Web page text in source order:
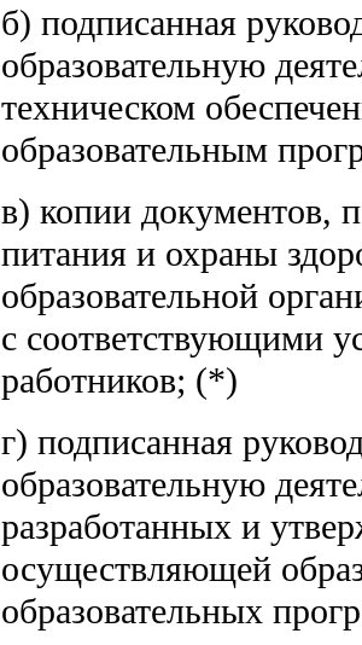
б) подписанная
образовательную
техническом
образовательным
в) копии документов,
питания и охраны
образовательной
с соответствующими
работников; (*)
г) подписанная
образовательную
разработанных и
осуществляющей
образовательных